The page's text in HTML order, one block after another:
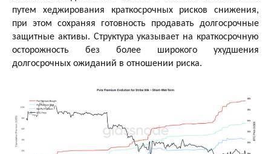
путем хеджирования краткосрочных рисков снижения,
при этом сохраняя готовность продавать долгосрочные
защитные активы. Структура указывает на краткосрочную
осторожность без более широкого ухудшения
долгосрочных ожиданий в отношении риска.